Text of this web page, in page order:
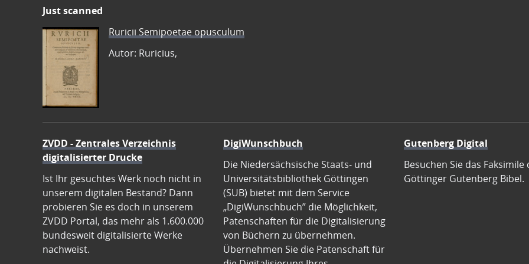
Just scanned
Ruricii Semipoetae opusculum
Autor: Ruricius,
ZVDD - Zentrales Verzeichnis
digitalisierter Drucke
Ist Ihr gesuchtes Werk noch nicht in
unserem digitalen Bestand? Dann
probieren Sie es doch in unserem
ZVDD Portal, das mehr als 1.600.000
bundesweit digitalisierte Werke
nachweist.
DigiWunschbuch
Die Niedersächsische Staats- und
Universitätsbibliothek Göttingen
(SUB) bietet mit dem Service
„DigiWunschbuch” die Möglichkeit,
Patenschaften für die Digitalisierung
von Büchern zu übernehmen.
Übernehmen Sie die Patenschaft für
Gutenberg Digital
Besuchen Sie das Faksimile
Göttinger Gutenberg Bibel.